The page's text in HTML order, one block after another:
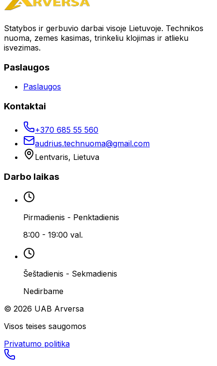
Statybos ir gerbuvio darbai visoje Lietuvoje. Technikos
nuoma, zemes kasimas, trinkeliu klojimas ir atlieku
isvezimas.
Paslaugos
Paslaugos
Kontaktai
+370 685 55 560
audrius.technuoma@gmail.com
Lentvaris, Lietuva
Darbo laikas
Pirmadienis - Penktadienis
8:00 - 19:00 val.
Šeštadienis - Sekmadienis
Nedirbame
© 2026 UAB Arversa
Visos teises saugomos
Privatumo politika